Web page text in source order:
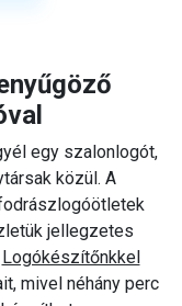
egy szalonlogót,
közül. A
jellegzetes
Logókészítőnkkel
mivel néhány perc